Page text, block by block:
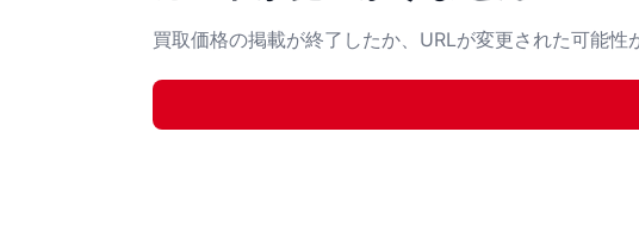
買取価格の掲載が終了したか、URLが変更された可能性